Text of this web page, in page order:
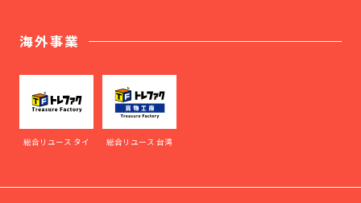
海外事業
総合リユース タイ 総合リユース 台湾